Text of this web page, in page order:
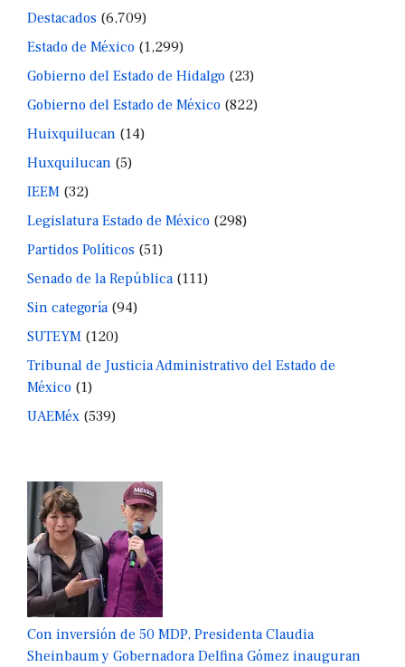
Destacados (6,709)
Estado de México (1,299)
Gobierno del Estado de Hidalgo (23)
Gobierno del Estado de México (822)
Huixquilucan (14)
Huxquilucan (5)
IEEM (32)
Legislatura Estado de México (298)
Partidos Políticos (51)
Senado de la República(111)
Sin categoría(94)
SUTEYM (120)
Tribunal de Justicia Administrativo del Estado de
México (1)
UAEMéx (539)
Con inversión de 50 MDP, Presidenta Claudia
Sheinbaum y Gobernadora Delfina Gómez inauguran